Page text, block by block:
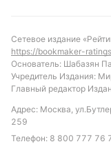
Обновлено:
Автор
Сетевое издание
https://bookmaker-
Основатель: Шабазян
Учредитель Издания:
Главный редактор
Адрес: Москва,
259
Телефон: 8 800 777 76